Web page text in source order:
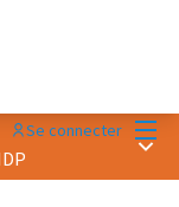
Se connecter